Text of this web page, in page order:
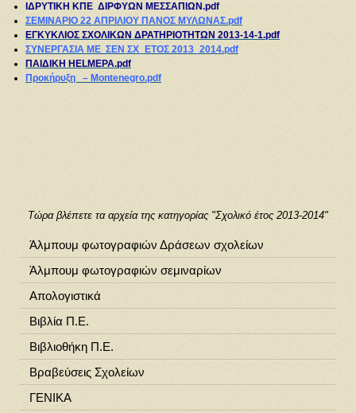
ΙΔΡΥΤΙΚΗ ΚΠΕ ΔΙΡΦΥΩΝ ΜΕΣΣΑΠΙΩΝ.pdf
ΣΕΜΙΝΑΡΙΟ 22 ΑΠΡΙΛΙΟΥ ΠΑΝΟΣ ΜΥΛΩΝΑΣ.pdf
ΕΓΚΥΚΛΙΟΣ ΣΧΟΛΙΚΩΝ ΔΡΑΤΗΡΙΟΤΗΤΩΝ 2013-14-1.pdf
ΣΥΝΕΡΓΑΣΙΑ ΜΕ ΣΕΝ ΣΧ_ΕΤΟΣ 2013_2014.pdf
ΠΑΙΔΙΚΗ HELMEPA.pdf
Προκήρυξη – Montenegro.pdf
Τώρα βλέπετε τα αρχεία της κατηγορίας "Σχολικό έτος 2013-2014"
Άλμπουμ φωτογραφιών Δράσεων σχολείων
Άλμπουμ φωτογραφιών σεμιναρίων
Απολογιστικά
Βιβλία Π.Ε.
Βιβλιοθήκη Π.Ε.
Βραβεύσεις Σχολείων
ΓΕΝΙΚΑ